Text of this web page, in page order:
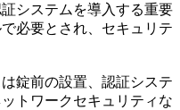
システムを導入する重要
必要とされ、セキュリテ
錠前の設置、認証システ
トワークセキュリティな